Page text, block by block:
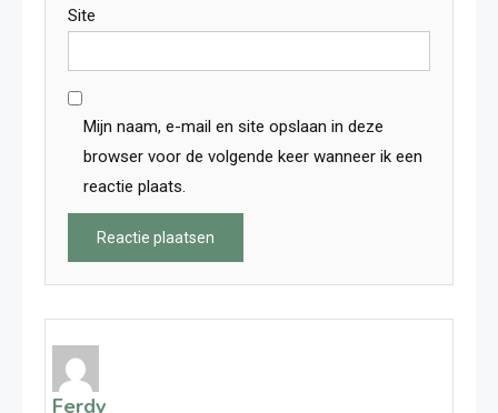
Site
Mijn naam, e-mail en site opslaan in deze
browser voor de volgende keer wanneer ik een
reactie plaats.
Ferdy